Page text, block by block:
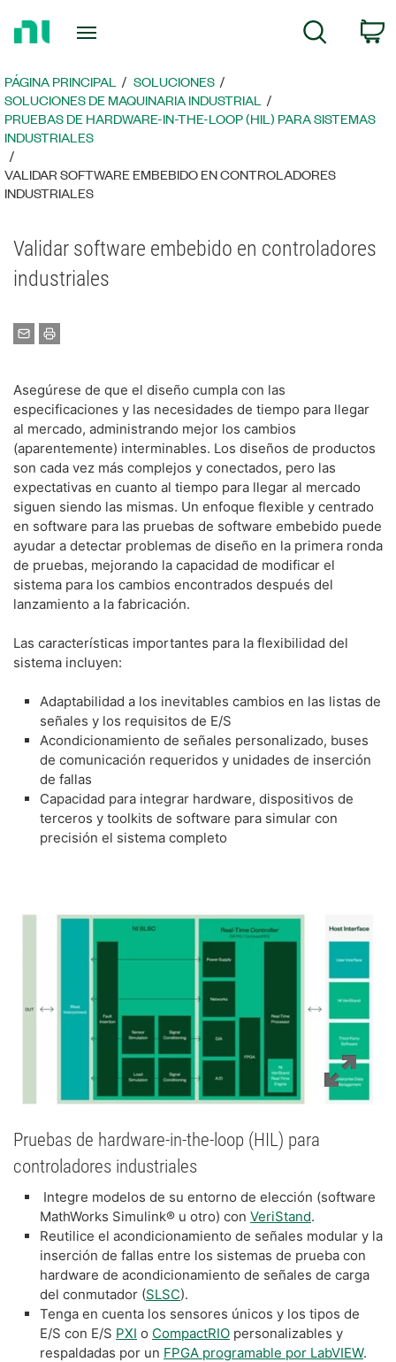
página
principal
Búsqueda
PÁGINA PRINCIPAL
SOLUCIONES
​SOLUCIONES DE MAQUINARIA INDUSTRIAL
PRUEBAS DE HARDWARE-IN-THE-LOOP (HIL) PARA SISTEMAS
INDUSTRIALES
VALIDAR SOFTWARE EMBEBIDO EN CONTROLADORES
INDUSTRIALES
Validar software embebido en controladores
industriales
Asegúrese de que el diseño cumpla con las
especificaciones y las necesidades de tiempo para llegar
al mercado, administrando mejor los cambios
(aparentemente) interminables. Los diseños de productos
son cada vez más complejos y conectados, pero las
expectativas en cuanto al tiempo para llegar al mercado
siguen siendo las mismas. Un enfoque flexible y centrado
en software para las pruebas de software embebido puede
ayudar a detectar problemas de diseño en la primera ronda
de pruebas, mejorando la capacidad de modificar el
sistema para los cambios encontrados después del
lanzamiento a la fabricación.
Las características importantes para la flexibilidad del
sistema incluyen:
​Adaptabilidad a los inevitables cambios en las listas de
señales y los requisitos de E/S
​Acondicionamiento de señales personalizado, buses
de comunicación requeridos y unidades de inserción
de fallas
​Capacidad para integrar hardware, dispositivos de
terceros y toolkits de software para simular con
precisión el sistema completo
Pruebas de hardware-in-the-loop (HIL) para
controladores industriales
Integre modelos de su entorno de elección (software
MathWorks Simulink® u otro) con VeriStand.
Reutilice el acondicionamiento de señales modular y la
inserción de fallas entre los sistemas de prueba con
hardware de acondicionamiento de señales de carga
del conmutador (SLSC).
Tenga en cuenta los sensores únicos y los tipos de
E/S con E/S PXI o CompactRIO personalizables y
respaldadas por un FPGA programable por LabVIEW.